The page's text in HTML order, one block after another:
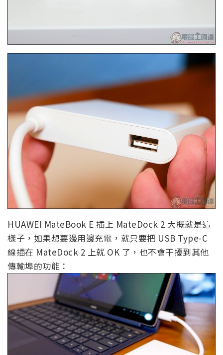
HUAWEI MateBook E 插上 MateDock 2 大概就是這
樣子，如果想要邊用邊充電，就只要把 USB Type-C
線插在 MateDock 2 上就 OK 了，也不會干擾到其他
傳輸埠的功能：